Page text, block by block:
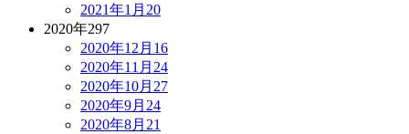
2021年1月 20
2020年297
2020年12月 16
2020年11月 24
2020年10月 27
2020年9月 24
2020年8月 21